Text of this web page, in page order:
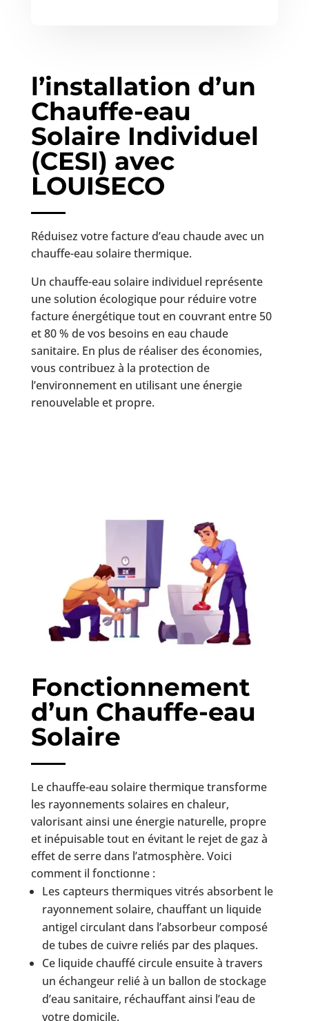
l’installation d’un
Chauffe-eau
Solaire Individuel
(CESI) avec
LOUISECO
Réduisez votre facture d’eau chaude avec un
chauffe-eau solaire thermique.
Un chauffe-eau solaire individuel représente
une solution écologique pour réduire votre
facture énergétique tout en couvrant entre 50
et 80 % de vos besoins en eau chaude
sanitaire. En plus de réaliser des économies,
vous contribuez à la protection de
l’environnement en utilisant une énergie
renouvelable et propre.
Fonctionnement
d’un Chauffe-eau
Solaire
Le chauffe-eau solaire thermique transforme
les rayonnements solaires en chaleur,
valorisant ainsi une énergie naturelle, propre
et inépuisable tout en évitant le rejet de gaz à
effet de serre dans l’atmosphère. Voici
comment il fonctionne :
Les capteurs thermiques vitrés absorbent le
rayonnement solaire, chauffant un liquide
antigel circulant dans l’absorbeur composé
de tubes de cuivre reliés par des plaques.
Ce liquide chauffé circule ensuite à travers
un échangeur relié à un ballon de stockage
d’eau sanitaire, réchauffant ainsi l’eau de
votre domicile.